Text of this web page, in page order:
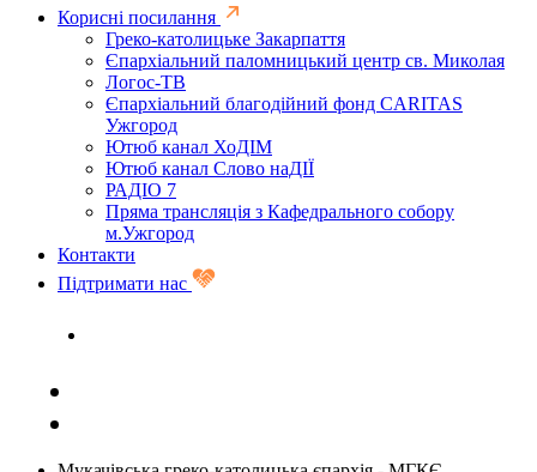
Корисні посилання
Греко-католицьке Закарпаття
Єпархіальний паломницький центр св. Миколая
Логос-ТВ
Єпархіальний благодійний фонд CARITAS
Ужгород
Ютюб канал ХоДІМ
Ютюб канал Слово наДІЇ
РАДІО 7
Пряма трансляція з Кафедрального собору
м.Ужгород
Контакти
Підтримати нас